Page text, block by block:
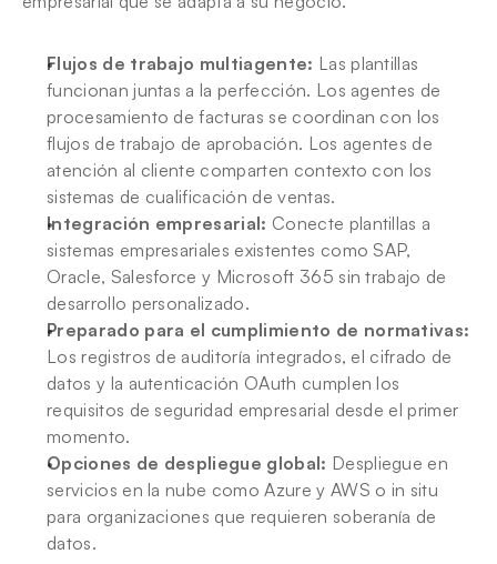
Flujos de trabajo multiagente: Las plantillas
funcionan juntas a la perfección. Los agentes de
procesamiento de facturas se coordinan con los
flujos de trabajo de aprobación. Los agentes de
atención al cliente comparten contexto con los
sistemas de cualificación de ventas.
Integración empresarial: Conecte plantillas a
sistemas empresariales existentes como SAP,
Oracle, Salesforce y Microsoft 365 sin trabajo de
desarrollo personalizado.
Preparado para el cumplimiento de normativas:
Los registros de auditoría integrados, el cifrado de
datos y la autenticación OAuth cumplen los
requisitos de seguridad empresarial desde el primer
momento.
Opciones de despliegue global: Despliegue en
servicios en la nube como Azure y AWS o in situ
para organizaciones que requieren soberanía de
datos.